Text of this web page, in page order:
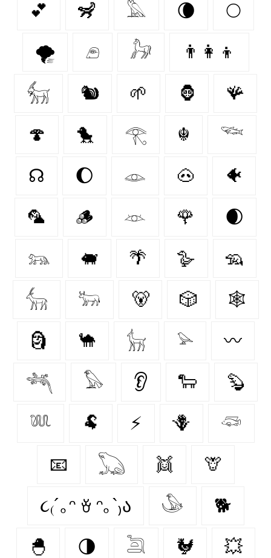
💕 🦨 𓅓 🌘 🌕
🌪️ 𓂉 𓃗 👨‍👩‍👦
𓃶 🐿 🌱 🦍 🪸
🍄‍ 🐤 𓂀 ☬ 𓆝
☊ 🌔 𓁼 🐽 🐠
🦜 🪵 𓁺 🌹 🌒
𓃬 🐖 🌴 🪿 🦡
𓃲 𓃽 🐻 🎲 🕸️
🗿 🐪 𓃴 𓅫 〰️
𓆈 𓅃 👂 🐑 🦫
𓆚 🐏 ⚡ 🪻 𓆛
📧 𓆏 👯 🦒
૮₍´｡ᵔ ꈊ ᵔ｡`₎ა 𓅇 🐕
🐣 🌗 𓆖 🐓 💥